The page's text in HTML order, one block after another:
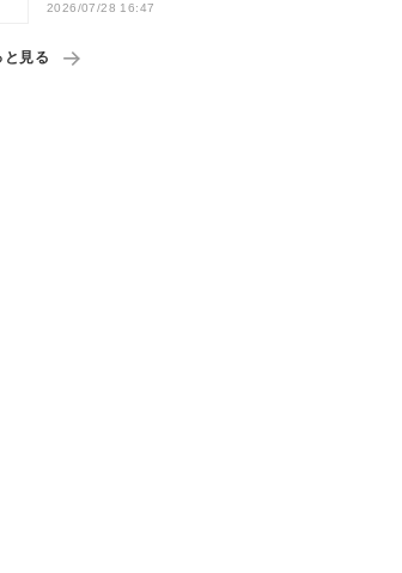
2026/07/28 16:47
と見る